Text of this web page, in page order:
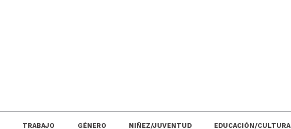
TRABAJO GÉNERO NIÑEZ/JUVENTUD EDUCACIÓN/CULTURA